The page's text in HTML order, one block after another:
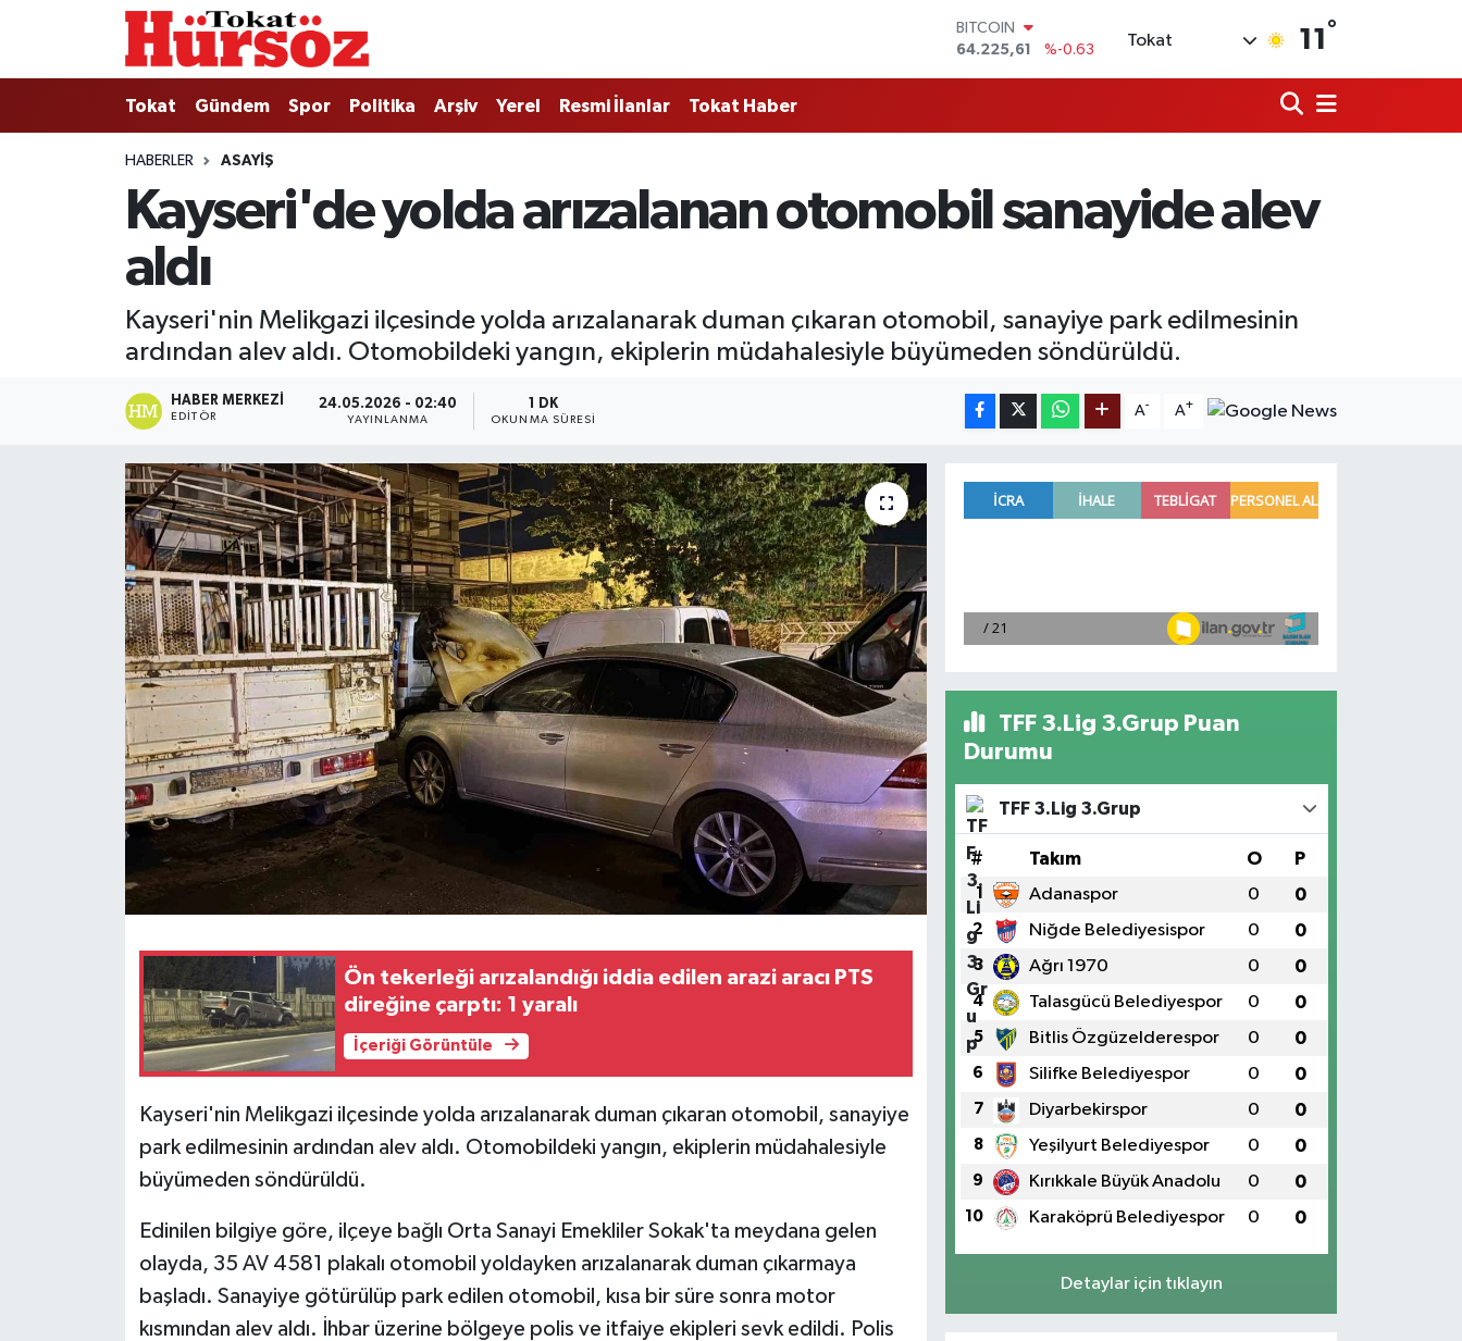
BITCOIN
64.225,61
%-0.63
55,0317
%-0.02
GRAM ALTIN
6510.40
%0.45
Tokat 11 °
Tokat Gündem Spor Politika Arşiv Yerel Resmi İlanlar Tokat Haber
HABERLER ASAYIŞ
Kayseri'de yolda arızalanan otomobil sanayide alev
aldı
Kayseri'nin Melikgazi ilçesinde yolda arızalanarak duman çıkaran otomobil, sanayiye park edilmesinin
ardından alev aldı. Otomobildeki yangın, ekiplerin müdahalesiyle büyümeden söndürüldü.
HABER MERKEZI
EDITÖR
24.05.2026 - 02:40
YAYINLANMA
1 DK
OKUNMA SÜRESI
A- A+
Ön tekerleği arızalandığı iddia edilen arazi aracı PTS
direğine çarptı: 1 yaralı
İçeriği Görüntüle
Kayseri'nin Melikgazi ilçesinde yolda arızalanarak duman çıkaran otomobil, sanayiye
park edilmesinin ardından alev aldı. Otomobildeki yangın, ekiplerin müdahalesiyle
büyümeden söndürüldü.
Edinilen bilgiye göre, ilçeye bağlı Orta Sanayi Emekliler Sokak'ta meydana gelen
olayda, 35 AV 4581 plakalı otomobil yoldayken arızalanarak duman çıkarmaya
başladı. Sanayiye götürülüp park edilen otomobil, kısa bir süre sonra motor
kısmından alev aldı. İhbar üzerine bölgeye polis ve itfaiye ekipleri sevk edildi. Polis
TFF 3.Lig 3.Grup Puan
Durumu
TFF 3.Lig 3.Grup
# Takım O P
1 Adanaspor 0 0
2 Niğde Belediyesispor 0 0
3 Ağrı 1970 0 0
4 Talasgücü Belediyespor 0 0
5 Bitlis Özgüzelderespor 0 0
6 Silifke Belediyespor 0 0
7 Diyarbekirspor 0 0
8 Yeşilyurt Belediyespor 0 0
9 Kırıkkale Büyük Anadolu 0 0
10 Karaköprü Belediyespor 0 0
Detaylar için tıklayın
Tokat
Türkiye Gündemi
Gündem
Politika
Tokat Spor
Ekonomi
Tokat Haber
Nöbetçi Eczaneler
Hava Durumu
Tokat Namaz Vakitleri
Trafik Durumu
Tüm Manşetler
Son Dakika Haberleri
Haber Arşivi